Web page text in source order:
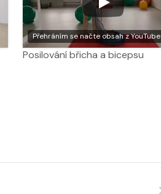
Přehráním se načte obsah z YouTube
Posilování břicha a bicepsu